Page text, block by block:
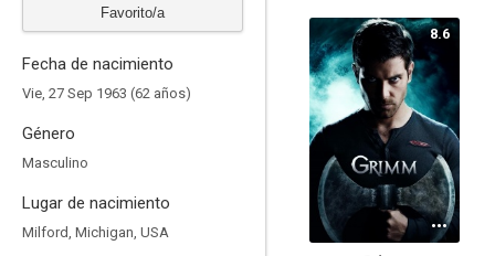
Favorito/a
Fecha de nacimiento
Vie, 27 Sep 1963 (62 años)
Género
Masculino
Lugar de nacimiento
Milford, Michigan, USA
8.6